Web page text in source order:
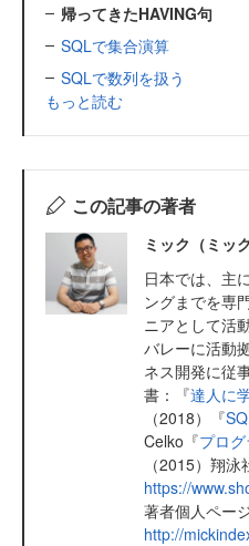
帰ってきたHAVING句
SQLで集合演算
SQLで数列を扱う
もっと読む
この記事の著者
ミック（ミック
日本では、主
ングまでを専
ニアとして活
バレーに活動
ネス開発に従
書：『達人に
（2018）『
Celko『プロ
（2015）翔
https://
著者個人ペー
http://